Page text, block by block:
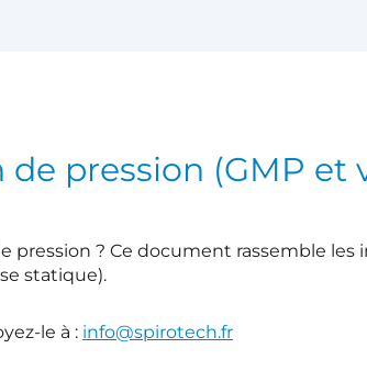
pression (GMP et
? Ce document rassemble
statique).
le à : info@spirotech.fr